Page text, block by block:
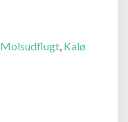
Molsudflugt, Kalø